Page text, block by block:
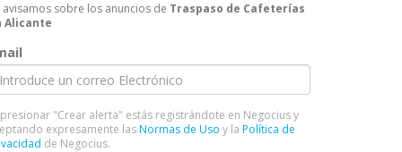
avisamos sobre los anuncios de Traspaso de Cafeterías
Alicante
"Crear alerta" estás registrándote en Negocius y
expresamente lasNormas de Uso y la Política de
de Negocius.